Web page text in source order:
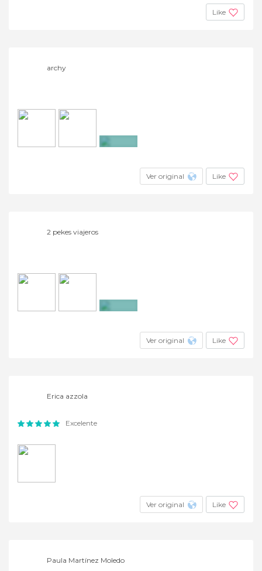
Like
archy
Ver original Like
2 pekes viajeros
Ver original Like
Erica azzola
Excelente
Ver original Like
Paula Martínez Moledo